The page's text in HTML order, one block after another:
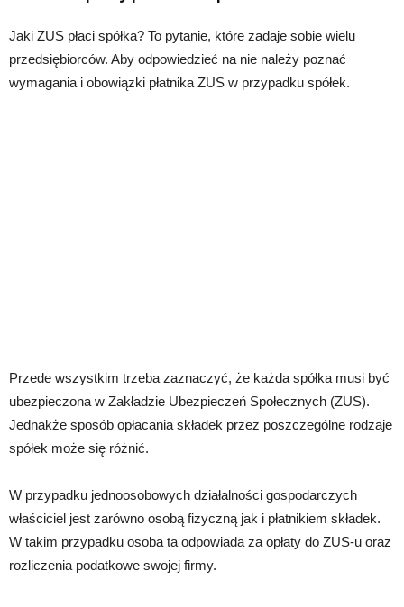
Jaki ZUS płaci spółka? To pytanie, które zadaje sobie wielu
przedsiębiorców. Aby odpowiedzieć na nie należy poznać
wymagania i obowiązki płatnika ZUS w przypadku spółek.
Przede wszystkim trzeba zaznaczyć, że każda spółka musi być
ubezpieczona w Zakładzie Ubezpieczeń Społecznych (ZUS).
Jednakże sposób opłacania składek przez poszczególne rodzaje
spółek może się różnić.
W przypadku jednoosobowych działalności gospodarczych
właściciel jest zarówno osobą fizyczną jak i płatnikiem składek.
W takim przypadku osoba ta odpowiada za opłaty do ZUS-u oraz
rozliczenia podatkowe swojej firmy.